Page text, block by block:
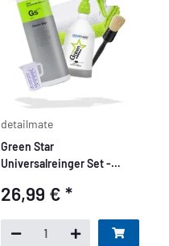
detailmate
Green Star
Universalreinger Set -
26,99 € *